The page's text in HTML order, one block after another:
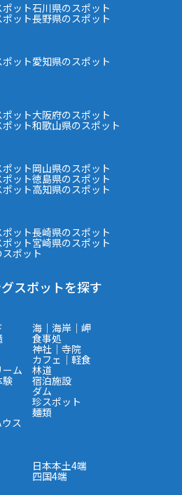
ット石川県のスポット
ット長野県のスポット
ット愛知県のスポット
ット大阪府のスポット
ット和歌山県のスポット
ット岡山県のスポット
ット徳島県のスポット
ット高知県のスポット
ット長崎県のスポット
ット宮崎県のスポット
ポット
スポットを探す
海｜海岸｜岬
食事処
神社｜寺院
カフェ｜軽食
ーム 林道
験 宿泊施設
ダム
珍スポット
麺類
ス
日本本土4端
四国4端